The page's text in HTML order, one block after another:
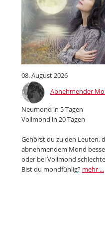
08. August 2026
Abnehmender
Neumond in 5 Tagen
Vollmond in 20 Tagen
Gehörst du zu den Leuten,
abnehmendem Mond
oder bei Vollmond
Bist du mondfühlig? mehr ...